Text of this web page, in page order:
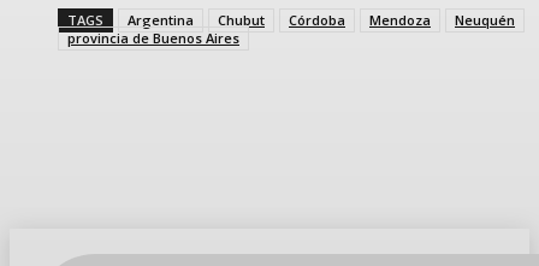
TAGS Argentina Chubut Córdoba Mendoza
Neuquén
provincia de Buenos Aires